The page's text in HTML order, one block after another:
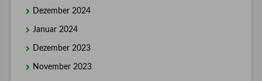
Dezember 2024
Januar 2024
Dezember 2023
November 2023